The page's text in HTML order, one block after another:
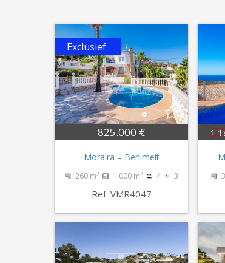
Exclusief
825.000 €
Moraira – Benimeit
260 m2 1.000 m2 4 3
Ref. VMR4047